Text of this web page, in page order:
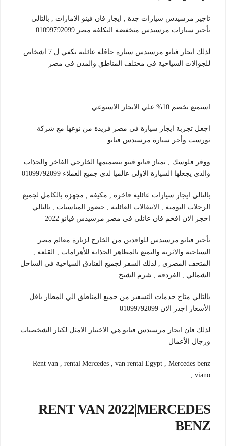
تاجير مرسيدس سيارات جدة , ايجار فان فينو الامارات , بالتالي
تأجير سيارات مرسيدس منخفضة التكلفة مصر 01099792099
لذلك ايجار فيانو مرسيدس سيارة حافلة عائلية تكفي ل 7 اشخاص
للجوالات السياحية في مختلف المناطق والمدن في مصر
استمتع بخصم 10% علي الايجار الاسبوعي
اجعل تجربة ايجار سيارة في مصر فريدة من نوعها مع شركة
تورست وأجر سيارة مرسيدس فيانو
ووفر فلوسك , تمتاز فيانو فيتو بتصميمها الخارجي الفاخر والجذاب
والذي يجعلها السيارة الاولي عالميا لدي جميع العملاء 01099792099
بالتالي ايجار سيارات عائلية فاخرة , مكيفة , مجهزة بالكامل لجميع
الرحلات اليومية , الانتقالات العائلية , حضور المناسبات , بالتالي
احجز الان افخم فان عائلي في مصر مرسيدس فيانو 2022
تأجير فيانو مرسيدس للوافدين من الخارج لزيارة معالم مصر
السياحية والاثرية والتمتع بالمظاهر الجذابة للأهرامات , القلعة ,
المتحف المصري , لذلك السفر لجميع الفنادق السياحية في الساحل
الشمالي , الغردقة , شرم الشيخ
بالتالي متاح خدمات التسفير من جميع المناطق الي المطار باقل
الأسعار اجدز الان 01099792099
لذلك فان ايجار مرسيدس فيانو هي الاختيار الامثل لكبار الشخصيات
ورجال الأعمال
Rent van , rental Mercedes , van rental Egypt , Mercedes benz
viano ,
RENT VAN 2022|MERCEDES
BENZ